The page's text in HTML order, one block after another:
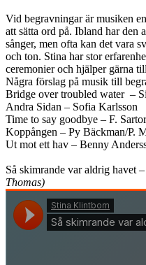
Vid begravningar är musiken
att sätta ord på. Ibland har den
sånger, men ofta kan det vara
och ton. Stina har stor
ceremonier och hjälper gärna
Några förslag på musik till
Bridge over troubled water –
Andra Sidan – Sofia Karlsson
Time to say goodbye – F.
Koppången – Py Bäckman/P.
Ut mot ett hav – Benny
Så skimrande var aldrig havet
Thomas)